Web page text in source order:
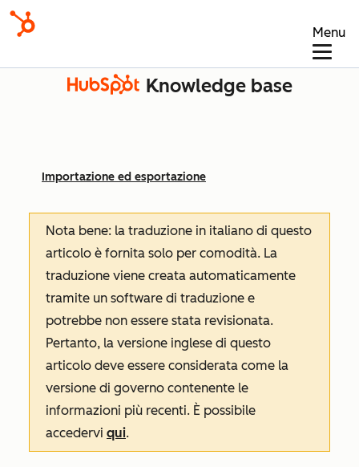
Menu
Knowledge base
Importazione ed esportazione
Nota bene: la traduzione in italiano di questo
articolo è fornita solo per comodità. La
traduzione viene creata automaticamente
tramite un software di traduzione e
potrebbe non essere stata revisionata.
Pertanto, la versione inglese di questo
articolo deve essere considerata come la
versione di governo contenente le
informazioni più recenti. È possibile
accedervi qui.